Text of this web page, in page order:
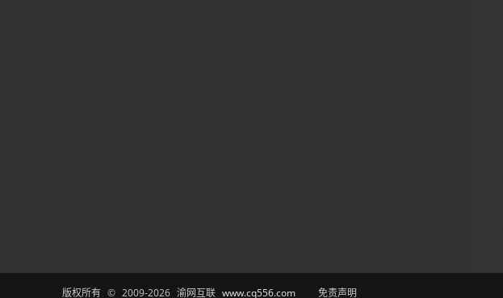
版权所有 © 2009-2026 渝网互联 www.cq556.com 免责声明